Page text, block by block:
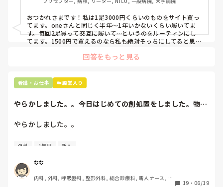
て言ってて、わたしの倍額は出せるのか！とびっくりしたの
で、世の皆さんはどうなのかなと…🤔
おつかれさまです！私は1足3000円くらいのものをサイト買っ
てます。oneさんと同じく半年〜1年いかないくらい履いてま
す。毎回2足買って交互に履いて…というのをルーティンにし
てます。1500円で買えるのなら私も絶対そっちにしてると思う
回答をもっと見る
看護・お仕事 👑殿堂入り
やらかしました。。今日はじめての創処置をしました。物品
やらかしました。。
今日はじめての創処置をしました。
ゴミと一緒に、ノリで鑷子達を捨てました。。
患者に使用した物品は使い捨て、という認識が頭の中にあっ
て…。
外科 1年目 新人
なな
内科, 外科, 呼吸器科, 整形外科, 総合診療科, 新人ナース, 脳
19 ・ 06/19